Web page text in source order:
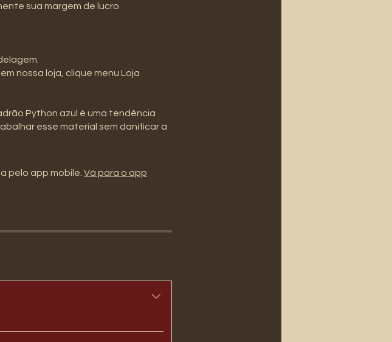
sua margem de lucro.
nossa loja, clique menu Loja
Python azul é uma tendência
esse material sem danificar a
pelo app mobile. Vá para o app